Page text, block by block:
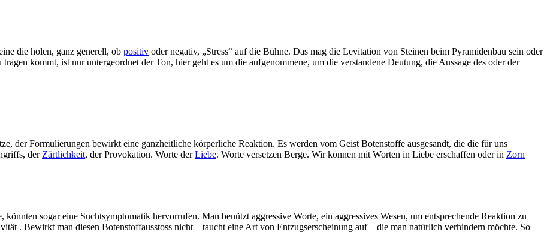
die holen, ganz generell, ob positiv oder negativ, „Stress“ auf die Bühne. Das mag die Levitation von Steinen beim Pyramidenbau sein oder
kommt, ist nur untergeordnet der Ton, hier geht es um die aufgenommene, um die verstandene Deutung, die Aussage des oder der
der Formulierungen bewirkt eine ganzheitliche körperliche Reaktion. Es werden vom Geist Botenstoffe ausgesandt, die die für uns
derZärtlichkeit, der Provokation. Worte derLiebe. Worte versetzen Berge. Wir können mit Worten in Liebe erschaffen oder in Zorn
sogar eine Suchtsymptomatik hervorrufen. Man benützt aggressive Worte, ein aggressives Wesen, um entsprechende Reaktion zu
. Bewirkt man diesen Botenstoffausstoss nicht – taucht eine Art von Entzugserscheinung auf – die man natürlich verhindern möchte. So